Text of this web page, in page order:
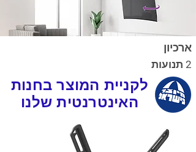
ארכיון
2 תנועות
לקניית המוצר בחנות
האינטרנטית שלנו